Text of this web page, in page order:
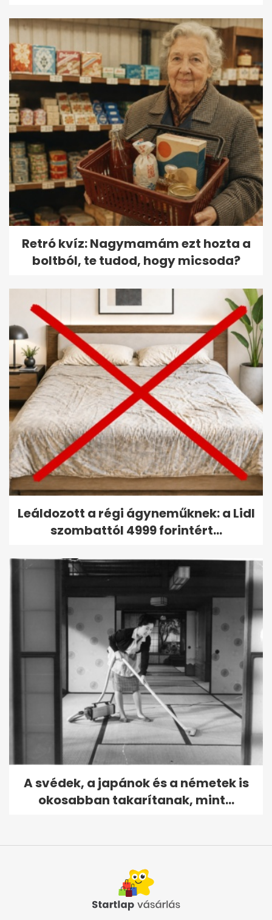
Retró kvíz: Nagymamám ezt hozta a
boltból, te tudod, hogy micsoda?
Leáldozott a régi ágyneműknek: a Lidl
szombattól 4999 forintért...
A svédek, a japánok és a németek is
okosabban takarítanak, mint...